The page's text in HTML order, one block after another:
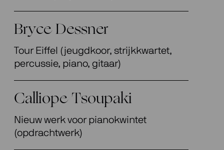
Bryce Dessner
Tour Eiffel (jeugdkoor, strijkkwartet,
percussie, piano, gitaar)
Calliope Tsoupaki
Nieuw werk voor pianokwintet
(opdrachtwerk)